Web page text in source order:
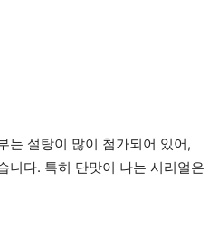
는 설탕이 많이 첨가되어 있어,
니다. 특히 단맛이 나는 시리얼은